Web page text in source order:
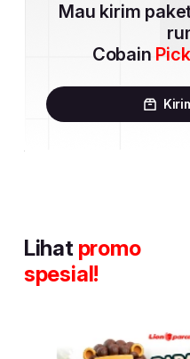
Mau kirim
Cobain
Lihat promo
spesial!